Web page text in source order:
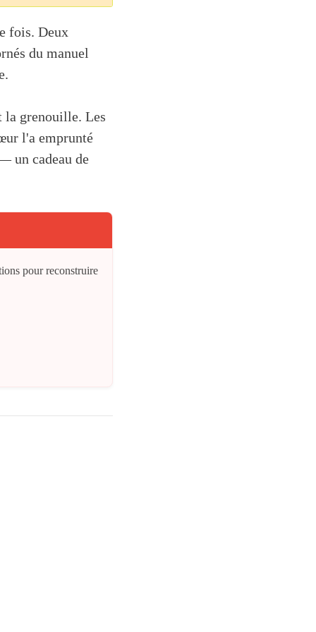
fois. Deux
du manuel
la grenouille. Les
l'a emprunté
un cadeau de
pour reconstruire